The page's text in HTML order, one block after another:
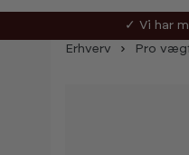
✓ Vi har
Erhverv
Pro